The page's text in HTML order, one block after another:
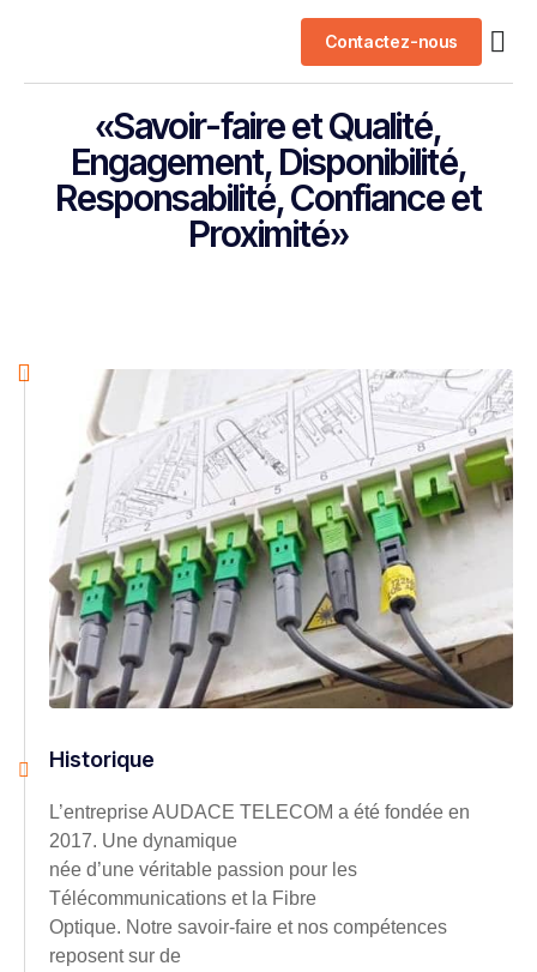
Contactez-nous
«Savoir-faire et Qualité,
Engagement, Disponibilité,
Responsabilité, Confiance et
Proximité»
Historique
L’entreprise AUDACE TELECOM a été fondée en
2017. Une dynamique
née d’une véritable passion pour les
Télécommunications et la Fibre
Optique. Notre savoir-faire et nos compétences
reposent sur de